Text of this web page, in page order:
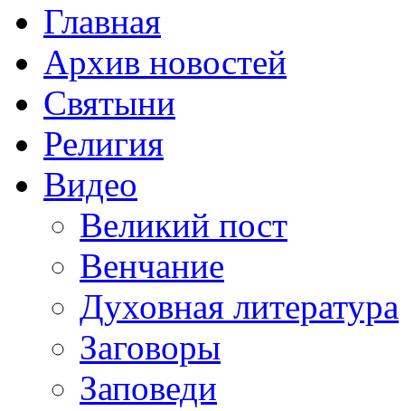
Главная
Архив новостей
Святыни
Религия
Видео
Великий пост
Венчание
Духовная литература
Заговоры
Заповеди